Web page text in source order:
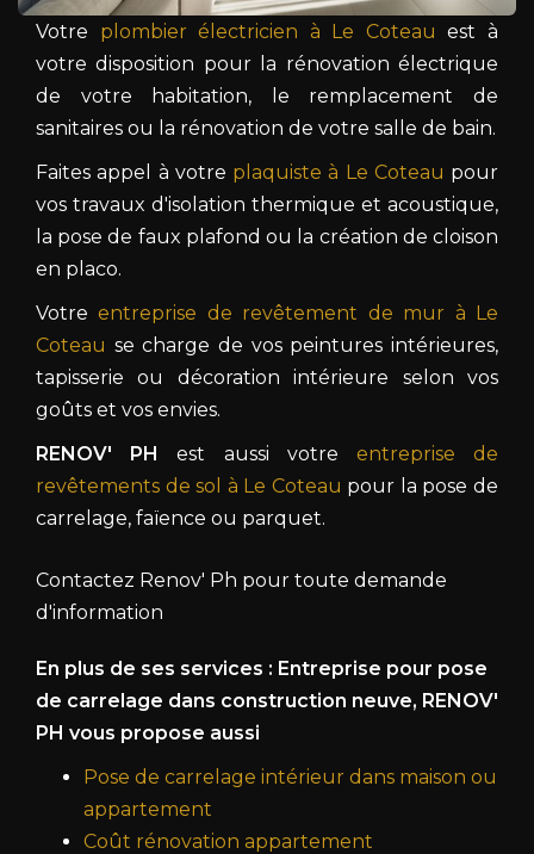
Votre plombier électricien à Le Coteau est à
votre disposition pour la rénovation électrique
de votre habitation, le remplacement de
sanitaires ou la rénovation de votre salle de bain.
Faites appel à votre plaquiste à Le Coteau pour
vos travaux d'isolation thermique et acoustique,
la pose de faux plafond ou la création de cloison
en placo.
Votreentreprise de revêtement de mur à Le
Coteau se charge de vos peintures intérieures,
tapisserie ou décoration intérieure selon vos
goûts et vos envies.
RENOV' PH
est aussi votre entreprise de
revêtements de sol à Le Coteau pour la pose de
carrelage, faïence ou parquet.
Contactez Renov' Ph pour toute demande
d'information
En plus de ses services : Entreprise pour pose
de carrelage dans construction neuve, RENOV'
PH vous propose aussi
Pose de carrelage intérieur dans maison ou
appartement
Coût rénovation appartement